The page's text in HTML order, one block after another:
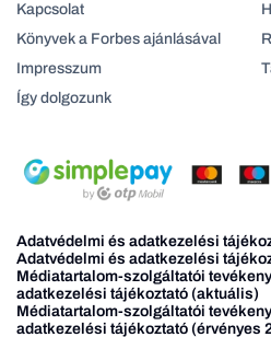
Kapcsolat
Könyvek a Forbes ajánlásával
Impresszum
Így dolgozunk
Adatvédelmi és adatkezelési
Adatvédelmi és adatkezelési
Médiatartalom-szolgáltatói
adatkezelési tájékoztató (aktuális)
Médiatartalom-szolgáltatói
adatkezelési tájékoztató (érvényes